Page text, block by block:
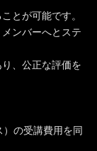
とが可能です。
ンバーへとステ
、公正な評価を
）の受講費用を同